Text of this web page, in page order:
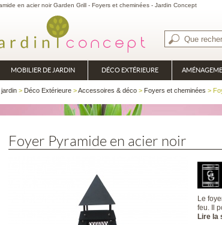
en acier noir Garden Grill - Foyers et cheminées - Jardin Concept
MOBILIER DE JARDIN DÉCO EXTÉRIEURE
jardin > Déco Extérieure >Accessoires & déco > Foyers et cheminées >
Foyer Pyramide en acier noir
Le
feu. Il
Lire la